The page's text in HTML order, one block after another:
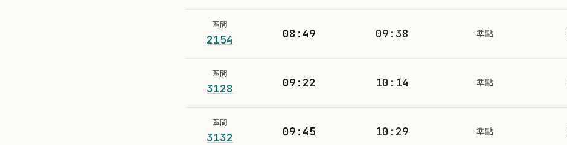
區間
2154 08:49 09:38 準點
區間
3128 09:22 10:14 準點
區間
3132 09:45 10:29 準點